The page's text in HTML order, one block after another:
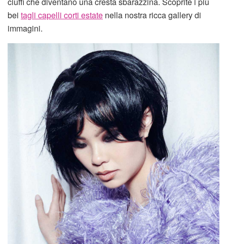
bei tagli capelli corti estate nella nostra ricca gallery di
immagini.